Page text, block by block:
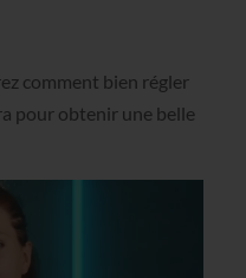
comment bien régler
pour obtenir une belle